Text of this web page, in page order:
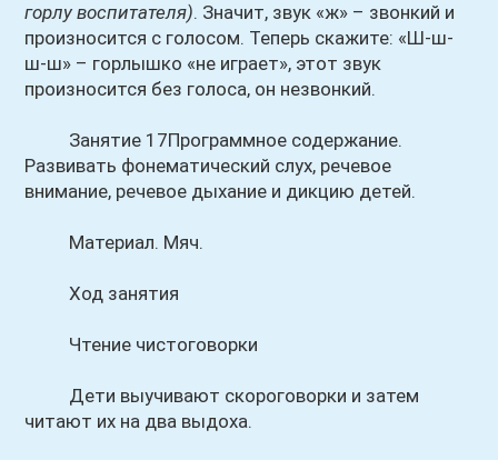
горлу воспитателя). Значит, звук «ж» – звонкий и
произносится с голосом. Теперь скажите: «Ш-ш-
ш-ш» – горлышко «не играет», этот звук
произносится без голоса, он незвонкий.
Занятие 17Программное содержание.
Развивать фонематический слух, речевое
внимание, речевое дыхание и дикцию детей.
Материал. Мяч.
Ход занятия
Чтение чистоговорки
Дети выучивают скороговорки и затем
читают их на два выдоха.